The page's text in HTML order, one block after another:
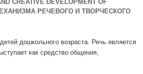
CREATIVE DEVELOPMENT OF
РЕЧЕВОГО И ТВОРЧЕСКОГО
детей дошкольного возраста. Речь является
как средство общения,